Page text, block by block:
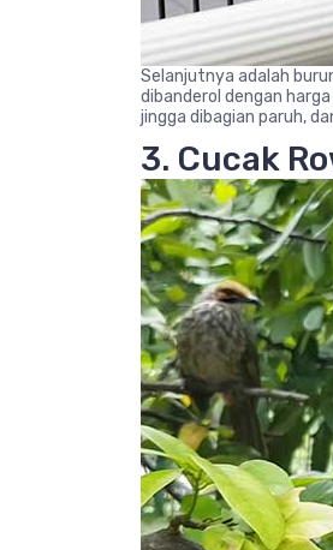
Selanjutnya adalah
dibanderol dengan
jingga dibagian paruh,
3. Cucak